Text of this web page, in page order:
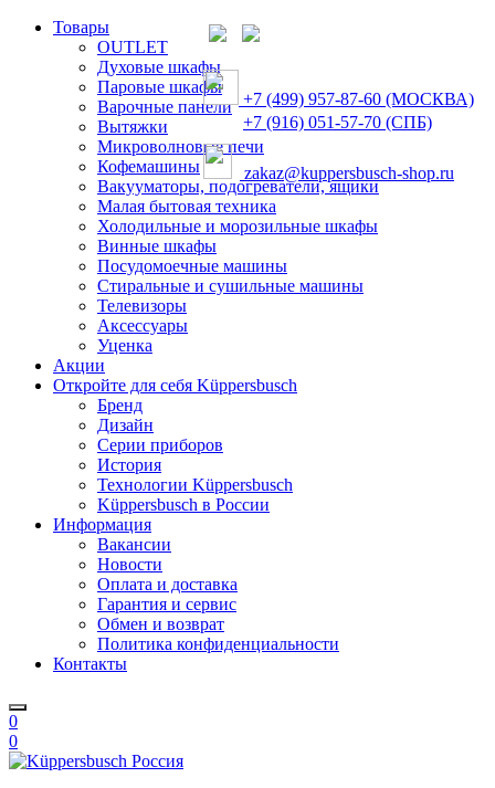
Товары
OUTLET
Духовые шкафы
Паровые шкафы
Варочные панели
Вытяжки
Микроволновые печи
Кофемашины
Вакууматоры, подогреватели, ящики
Малая бытовая техника
Холодильные и морозильные шкафы
Винные шкафы
Посудомоечные машины
Стиральные и сушильные машины
Телевизоры
Аксессуары
Уценка
Акции
Откройте для себя Küppersbusch
Бренд
Дизайн
Серии приборов
История
Технологии Küppersbusch
Küppersbusch в России
Информация
Вакансии
Новости
Оплата и доставка
Гарантия и сервис
Обмен и возврат
Политика конфиденциальности
Контакты
0
0
+7 (499) 957-87-60 (МОСКВА)
+7 (916) 051-57-70 (СПБ)
zakaz@kuppersbusch-shop.ru